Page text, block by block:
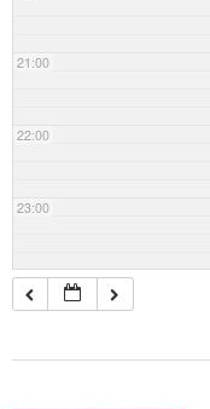
21:00
22:00
23:00